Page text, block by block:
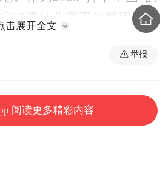
口遗址公园不仅展现了徐
然和谐共生的密码。
击展开全文
举报
阅读更多精彩内容